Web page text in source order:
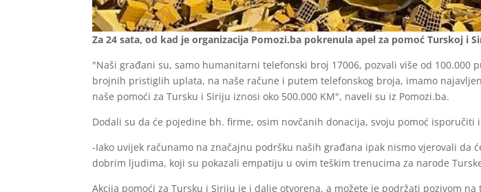
Za 24 sata, od kad je organizacija Pomozi.ba pokrenula apel za pomoć Turskoj i
"Naši građani su, samo humanitarni telefonski broj 17006, pozvali više od
brojnih pristiglih uplata, na naše račune i putem telefonskog broja, imamo
naše pomoći za Tursku i Siriju iznosi oko 500.000 KM", naveli su iz Pomozi.ba.
Dodali su da će pojedine bh. firme, osim novčanih donacija, svoju pomoć
-Iako uvijek računamo na značajnu podršku naših građana ipak nismo vjerovali da
dobrim ljudima, koji su pokazali empatiju u ovim teškim trenucima za narode
Akcija pomoći za Tursku i Siriju je i dalje otvorena, a možete je podržati pozivom